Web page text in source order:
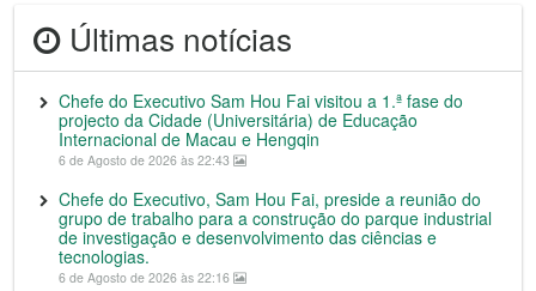
Últimas notícias
Chefe do Executivo Sam Hou Fai visitou a 1.ª fase do
projecto da Cidade (Universitária) de Educação
Internacional de Macau e Hengqin
6 de Agosto de 2026 às 22:43
Chefe do Executivo, Sam Hou Fai, preside a reunião do
grupo de trabalho para a construção do parque industrial
de investigação e desenvolvimento das ciências e
tecnologias.
6 de Agosto de 2026 às 22:16